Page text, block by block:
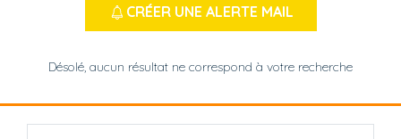
CRÉER UNE ALERTE MAIL
Désolé, aucun résultat ne correspond à votre recherche